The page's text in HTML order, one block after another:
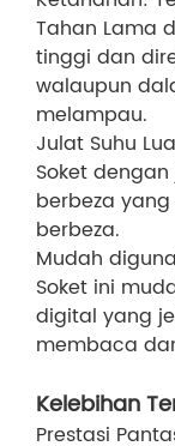
Tahan Lama
tinggi dan
walaupun
melampau.
Julat Suhu
Soket
berbeza
berbeza.
Mudah
Soket ini
digital yang
membaca
Kelebihan
Prestasi